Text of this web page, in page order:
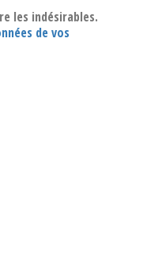
les indésirables.
de vos